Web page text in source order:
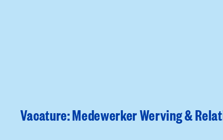
Vacature: Medewerker Werving &